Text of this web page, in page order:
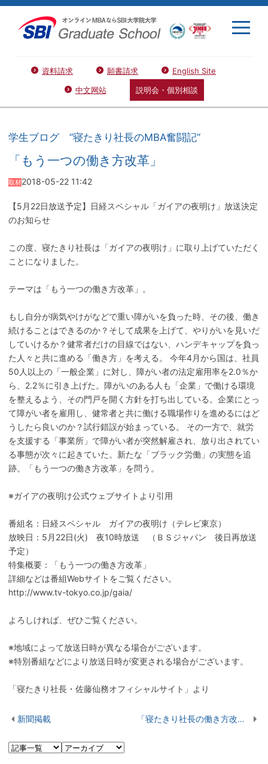
資料請求 願書請求
English Site
中文网站
説明会・個別相談
学生ブログ ”寝たきり社長のMBA奮闘記”
「もう一つの働き方改革」
取材2018-05-22 11:42
【5月22日放送予定】日経スペシャル「ガイアの夜明け」放送決定
のお知らせ
この度、寝たきり社長は「ガイアの夜明け」に取り上げていただく
ことになりました。
テーマは「もう一つの働き方改革」。
もし自分が病気やけがなどで重い障がいを負った時、その後、働き
続けることはできるのか？そして成果を上げて、やりがいを見いだ
していけるか？健常者だけの目線ではない、ハンデキャップを負っ
た人々と共に進める「働き方」を考える。 今年4月から国は、社員
50人以上の「一般企業」に対し、障がい者の法定雇用率を2.0％か
ら、2.2％に引き上げた。障がいのある人も「企業」で働ける環境
を整えるよう、その門戸を開く方針を打ち出している。企業にとっ
て障がい者を雇用し、健常者と共に働ける職場作りを進めるにはど
うしたら良いのか？試行錯誤が始まっている。 その一方で、就労
を支援する「事業所」で障がい者が突然解雇され、放り出されてい
る事態が次々に起きていた。新たな「ブラック労働」の実態を追
跡。「もう一つの働き方改革」を問う。
※ガイアの夜明け公式ウェブサイトより引用
番組名：日経スペシャル ガイアの夜明け（テレビ東京）
放映日：5月22日(火) 夜10時放送 （ＢＳジャパン 後日再放送
予定）
特集概要：「もう一つの働き方改革」
詳細などは番組Webサイトをご覧ください。
http://www.tv-tokyo.co.jp/gaia/
よろしければ、ぜひご覧ください。
※地域によって放送日時が異なる場合がございます。
※特別番組などにより放送日時が変更される場合がございます。
「寝たきり社長・佐藤仙務オフィシャルサイト」より
新聞掲載 「寝たきり社長の働き方改革」寝たきりだけどMBAに挑戦してます